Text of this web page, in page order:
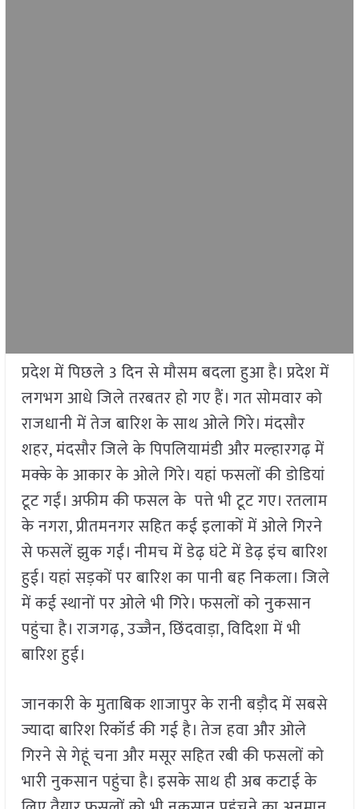
प्रदेश में पिछले 3 दिन से मौसम बदला हुआ है। प्रदेश में
लगभग आधे जिले तरबतर हो गए हैं। गत सोमवार को
राजधानी में तेज बारिश के साथ ओले गिरे। मंदसौर
शहर, मंदसौर जिले के पिपलियामंडी और मल्हारगढ़ में
मक्के के आकार के ओले गिरे। यहां फसलों की डोडियां
टूट गईं। अफीम की फसल के पत्ते भी टूट गए। रतलाम
के नगरा, प्रीतमनगर सहित कई इलाकों में ओले गिरने
से फसलें झुक गईं। नीमच में डेढ़ घंटे में डेढ़ इंच बारिश
हुई। यहां सड़कों पर बारिश का पानी बह निकला। जिले
में कई स्थानों पर ओले भी गिरे। फसलों को नुकसान
पहुंचा है। राजगढ़, उज्जैन, छिंदवाड़ा, विदिशा में भी
बारिश हुई।
जानकारी के मुताबिक शाजापुर के रानी बड़ौद में सबसे
ज्यादा बारिश रिकॉर्ड की गई है। तेज हवा और ओले
गिरने से गेहूं चना और मसूर सहित रबी की फसलों को
भारी नुकसान पहुंचा है। इसके साथ ही अब कटाई के